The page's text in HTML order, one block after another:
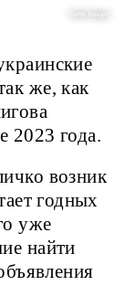
Getty Images
же, как
2023 года.
возник
годных
уже
найти